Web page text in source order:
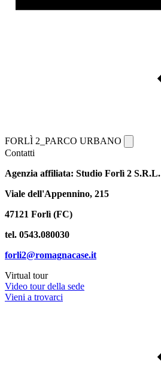
FORLÌ 2_PARCO URBANO
Contatti
Agenzia affiliata: Studio Forlì 2 S.R.L.
Viale dell'Appennino, 215
47121 Forlì (FC)
tel. 0543.080030
forli2@romagnacase.it
Virtual tour
Video tour della sede
Vieni a trovarci